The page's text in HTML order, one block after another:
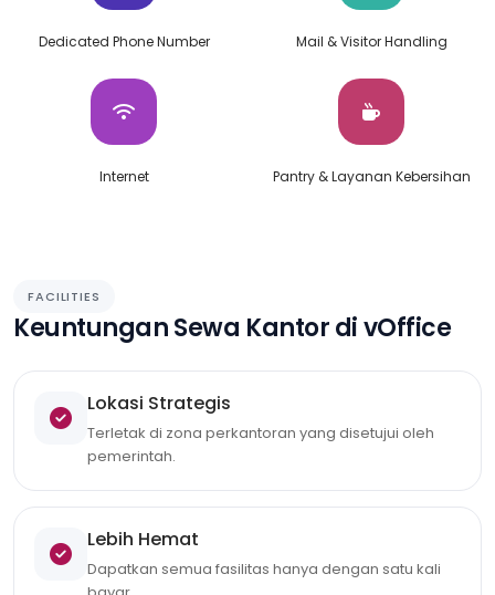
Dedicated Phone Number Mail & Visitor Handling
Internet Pantry & Layanan Kebersihan
FACILITIES
Keuntungan Sewa Kantor di vOffice
Lokasi Strategis
Terletak di zona perkantoran yang disetujui oleh
pemerintah.
Lebih Hemat
Dapatkan semua fasilitas hanya dengan satu kali